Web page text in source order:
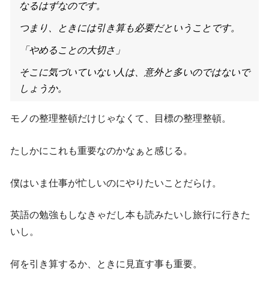
なるはずなのです。
つまり、ときには引き算も必要だということです。
「やめることの大切さ」
そこに気づいていない人は、意外と多いのではないで
しょうか。
モノの整理整頓だけじゃなくて、目標の整理整頓。
たしかにこれも重要なのかなぁと感じる。
僕はいま仕事が忙しいのにやりたいことだらけ。
英語の勉強もしなきゃだし本も読みたいし旅行に行きた
いし。
何を引き算するか、ときに見直す事も重要。